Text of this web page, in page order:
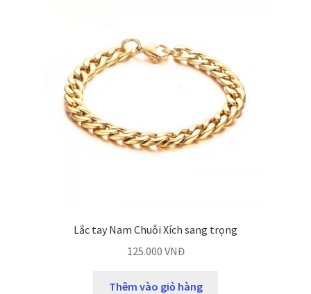
Lắc tay Nam Chuỗi Xích sang trọng
125.000 VNĐ
Thêm vào giỏ hàng